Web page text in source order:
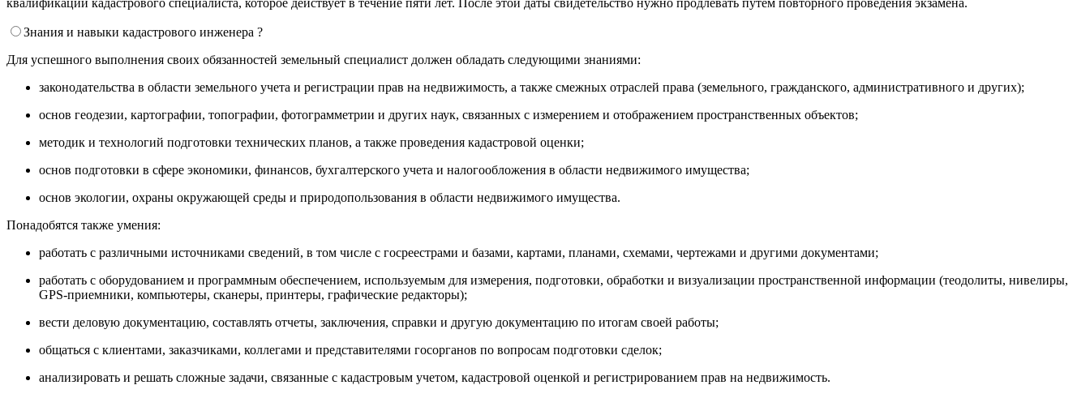
Знания и навыки кадастрового инженера ?
Для успешного выполнения своих обязанностей земельный специалист должен обладать следующими знаниями:
законодательства в области земельного учета и регистрации прав на недвижимость, а также смежных отраслей права (земельного, гражданского, административного и других);
основ геодезии, картографии, топографии, фотограмметрии и других наук, связанных с измерением и отображением пространственных объектов;
методик и технологий подготовки технических планов, а также проведения кадастровой оценки;
основ подготовки в сфере экономики, финансов, бухгалтерского учета и налогообложения в области недвижимого имущества;
основ экологии, охраны окружающей среды и природопользования в области недвижимого имущества.
Понадобятся также умения:
работать с различными источниками сведений, в том числе с госреестрами и базами, картами, планами, схемами, чертежами и другими документами;
работать с оборудованием и программным обеспечением, используемым для измерения, подготовки, обработки и визуализации пространственной информации (теодолиты, нивелиры,
GPS-приемники, компьютеры, сканеры, принтеры, графические редакторы);
вести деловую документацию, составлять отчеты, заключения, справки и другую документацию по итогам своей работы;
общаться с клиентами, заказчиками, коллегами и представителями госорганов по вопросам подготовки сделок;
анализировать и решать сложные задачи, связанные с кадастровым учетом, кадастровой оценкой и регистрированием прав на недвижимость.